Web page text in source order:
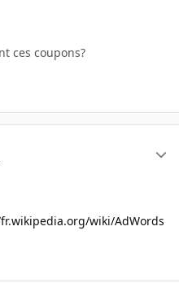
ces coupons?
wiki/AdWords